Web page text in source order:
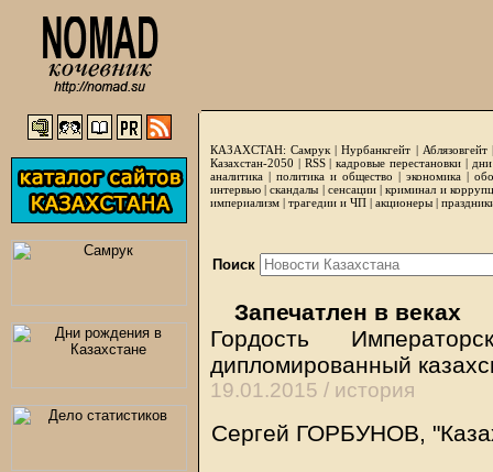
КАЗАХСТАН: Самрук |Нурбанкгейт | Аблязовгейт
Казахстан-2050 | RSS|кадровые перестановки|
аналитика | политика и общество | экономика |
интервью |скандалы | сенсации|криминал и
империализм | трагедии и ЧП | акционеры |
Поиск
Запечатлен в веках
Гордость
дипломированный
19.01.2015 / история
Сергей ГОРБУНОВ,